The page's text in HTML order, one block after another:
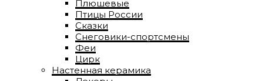
Плюшевые
Птицы России
Сказки
Снеговики-спортсмены
Феи
Цирк
Настенная керамика